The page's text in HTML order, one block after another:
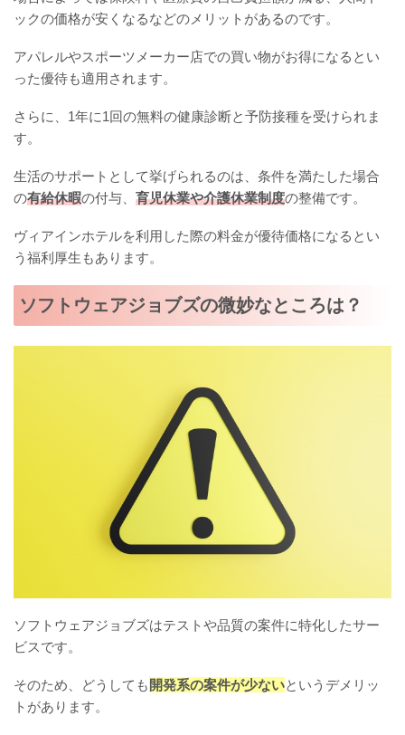
ックの価格が安くなるなどのメリットがあるのです。
アパレルやスポーツメーカー店での買い物がお得になるとい
った優待も適用されます。
さらに、1年に1回の無料の健康診断と予防接種を受けられま
す。
生活のサポートとして挙げられるのは、条件を満たした場合
の有給休暇の付与、 育児休業や介護休業制度の整備です。
ヴィアインホテルを利用した際の料金が優待価格になるとい
う福利厚生もあります。
ソフトウェアジョブズの微妙なところは？
ソフトウェアジョブズはテストや品質の案件に特化したサー
ビスです。
そのため、どうしても 開発系の案件が少ないというデメリッ
トがあります。